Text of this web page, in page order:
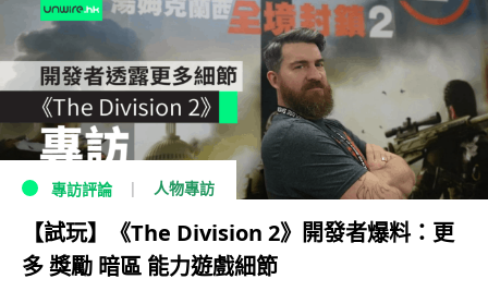
專訪評論 人物專訪
【試玩】《The Division 2》開發者爆料：更
多 獎勵 暗區 能力遊戲細節